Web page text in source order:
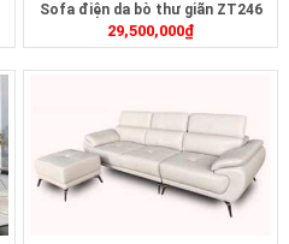
Sofa điện da bò thư giãn ZT246
29,500,000₫